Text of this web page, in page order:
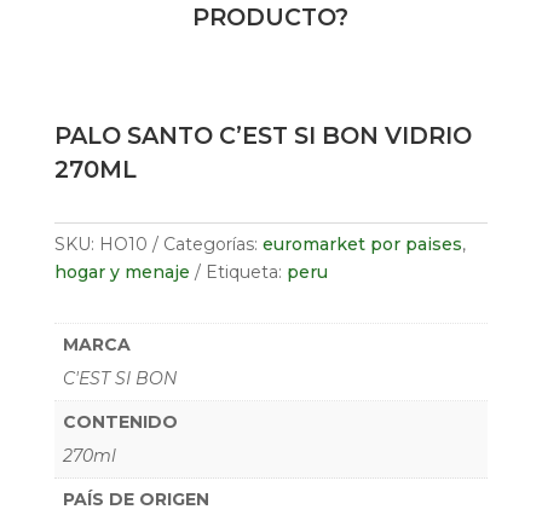
PRODUCTO?
PALO SANTO C’EST SI BON VIDRIO
270ML
SKU: HO10 Categorías: euromarket por paises,
hogar y menaje
Etiqueta: peru
MARCA
C'EST SI BON
CONTENIDO
270ml
PAÍS DE ORIGEN